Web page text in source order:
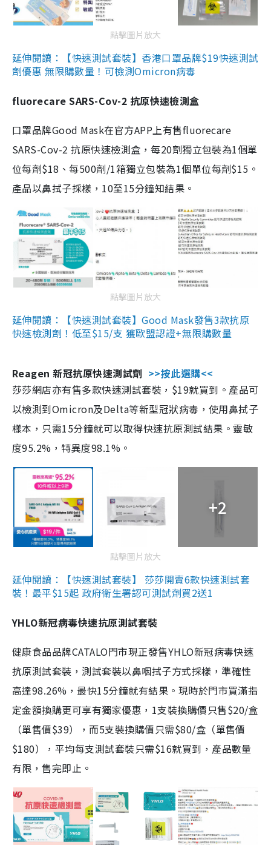
點擊圖片放大
延伸閱讀：【快速測試套裝】香港口罩品牌$19快速測試
劑優惠 無限購數量！可檢測Omicron病毒
fluorecare SARS-Cov-2 抗原快速檢測盒
口罩品牌Good Mask在官方APP上有售fluorecare
SARS-Cov-2 抗原快速檢測盒，每20劑獨立包裝為1個單
位每劑$18、每500劑/1箱獨立包裝為1個單位每劑$15。
產品以鼻拭子採樣，10至15分鐘知結果。
點擊圖片放大
延伸閱讀：【快速測試套裝】Good Mask發售3款抗原
快速檢測劑！低至$15/支 獲歐盟認證+無限購數量
Reagen 新冠抗原快速測試劑 >>按此選購<<
莎莎網店亦有售多款快速測試套裝，$19就買到。產品可
以檢測到Omicron及Delta等新型冠狀病毒，使用鼻拭子
樣本，只需15分鐘就可以取得快速抗原測試結果。靈敏
度95.2%，特異度98.1%。
+2
點擊圖片放大
延伸閱讀：【快速測試套裝】 莎莎開賣6款快速測試套
裝！最平$15起 政府衛生署認可測試劑買2送1
YHLO新冠病毒快速抗原測試套裝
健康食品品牌CATALO門市現正發售YHLO新冠病毒快速
抗原測試套裝，測試套裝以鼻咽拭子方式採樣，準確性
高達98.26%，最快15分鐘就有結果。現時於門市買滿指
定金額換購更可享有獨家優惠，1支裝換購價只售$20/盒
（單售價$39），而5支裝換購價只需$80/盒（單售價
$180），平均每支測試套裝只需$16就買到，產品數量
有限，售完即止。